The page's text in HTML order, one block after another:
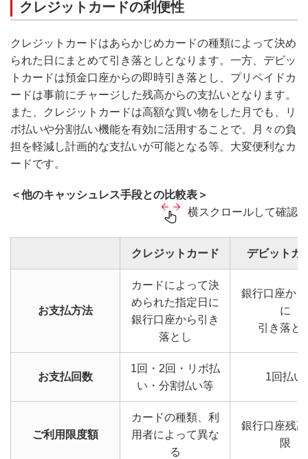
クレジットカードの利便性
クレジットカードはあらかじめカードの種類によって決め
られた日にまとめて引き落としとなります。一方、デビッ
トカードは預金口座からの即時引き落とし、プリペイドカ
ードは事前にチャージした残高からの支払いとなります。
また、クレジットカードは高額な買い物をした月でも、リ
ボ払いや分割払い機能を有効に活用することで、月々の負
担を軽減し計画的な支払いが可能となる等、大変便利なカ
ードです。
＜他のキャッシュレス手段との比較表＞
横スクロールして確認
クレジットカード デビットカ
お支払方法
カードによって決
められた指定日に
銀行口座から引き
落とし
銀行口座か
に
引き落と
お支払回数
1回・2回・リボ払
い・分割払い等
1回払い
ご利用限度額
カードの種類、利
用者によって異な
る
銀行口座残
限